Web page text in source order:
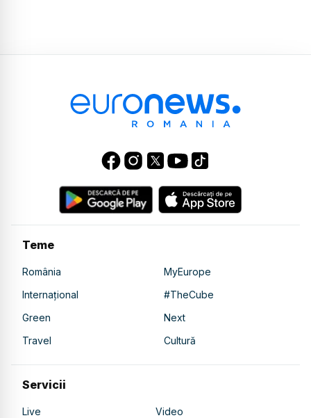
Teme
România
MyEurope
Internațional
#TheCube
Green
Next
Travel
Cultură
Servicii
Live Video